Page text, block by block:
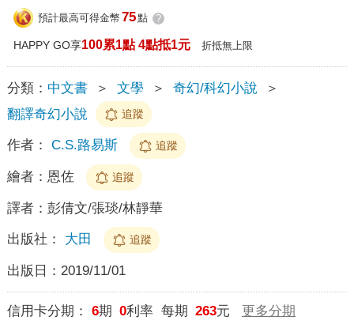
預計最高可得金幣 75點 ?
HAPPY GO享100累1點 4點抵1元 折抵無上限
分類： 中文書 ＞ 文學 ＞ 奇幻/科幻小說
＞
翻譯奇幻小說
追蹤
作者： C.S.路易斯 追蹤
繪者： 恩佐 追蹤
譯者： 彭倩文/張琰/林靜華
出版社： 大田 追蹤
出版日： 2019/11/01
信用卡分期： 6期 0利率 每期 263元 更多分期